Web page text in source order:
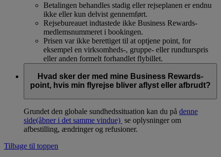
Betalingen behandles stadig eller rejseplanen er endnu
ikke eller kun delvist gennemført.
Rejsebureauet indtastede ikke Business Rewards-
medlemsnummeret i bookingen.
Prisen var ikke berettiget til at optjene point, for
eksempel en virksomheds-, gruppe- eller rundturspris
eller anden formelt forhandlet flybillet.
Hvad sker der med mine Business Rewards-
point, hvis min flyrejse bliver aflyst eller afbrudt?
Grundet den globale sundhedssituation kan du på denne
side(åbner i det samme vindue) se oplysninger om
afbestilling, ændringer og refusioner.
Tilbage til toppen